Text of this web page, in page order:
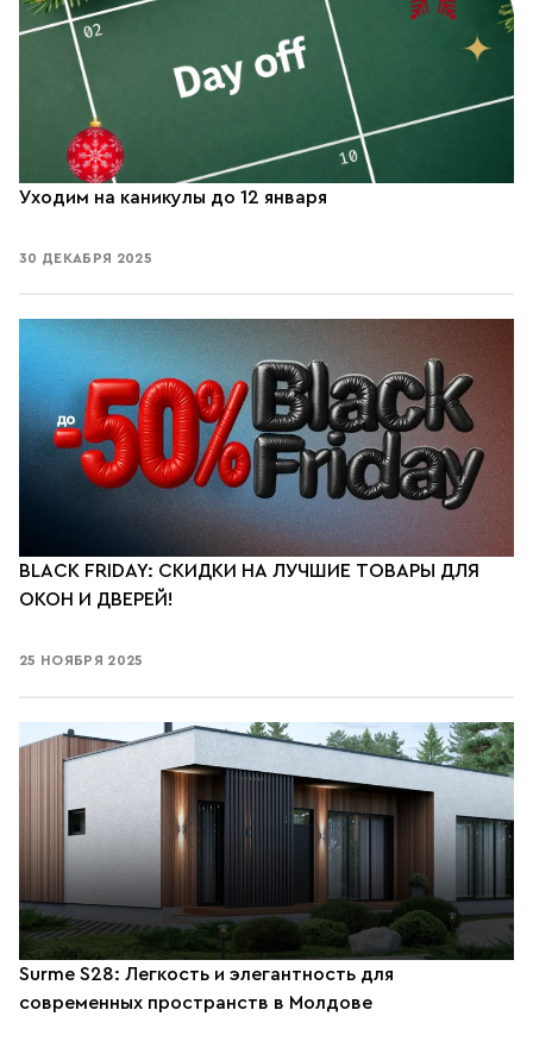
Уходим на каникулы до 12 января
30 ДЕКАБРЯ 2025
BLACK FRIDAY: СКИДКИ НА ЛУЧШИЕ ТОВАРЫ ДЛЯ
ОКОН И ДВЕРЕЙ!
25 НОЯБРЯ 2025
Surme S28: Легкость и элегантность для
современных пространств в Молдове